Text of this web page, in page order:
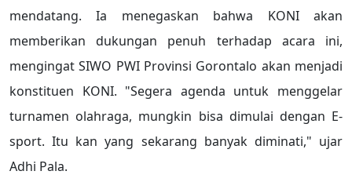
mendatang. Ia menegaskan bahwa KONI akan
memberikan dukungan penuh terhadap acara ini,
mengingat SIWO PWI Provinsi Gorontalo akan menjadi
konstituen KONI. "Segera agenda untuk menggelar
turnamen olahraga, mungkin bisa dimulai dengan E-
sport. Itu kan yang sekarang banyak diminati," ujar
Adhi Pala.